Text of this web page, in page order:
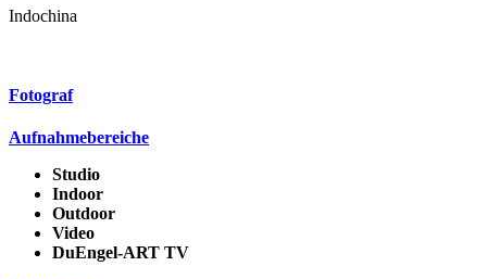
Indochina
Fotograf
Aufnahmebereiche
Studio
Indoor
Outdoor
Video
DuEngel-ART TV